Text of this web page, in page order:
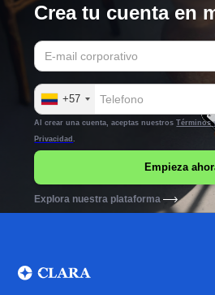
Crea tu cuenta en
+57
Al crear una cuenta, aceptas nuestrosTérminos
Privacidad.
Explora nuestra plataforma